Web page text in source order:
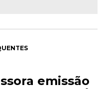
emissão